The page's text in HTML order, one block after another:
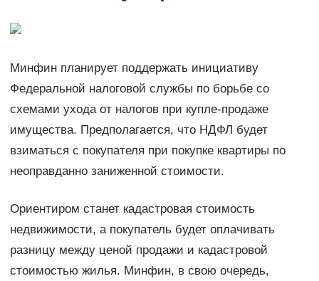
Минфин планирует поддержать инициативу
Федеральной налоговой службы по борьбе со
схемами ухода от налогов при купле-продаже
имущества. Предполагается, что НДФЛ будет
взиматься с покупателя при покупке квартиры по
неоправданно заниженной стоимости.
Ориентиром станет кадастровая стоимость
недвижимости, а покупатель будет оплачивать
разницу между ценой продажи и кадастровой
стоимостью жилья. Минфин, в свою очередь,